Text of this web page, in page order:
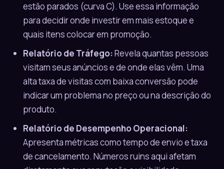
estão parados (curva C). Use essa informação
para decidir onde investir em mais estoque e
quais itens colocar em promoção.
Relatório de Tráfego:Revela quantas pessoas
visitam seus anúncios e de onde elas vêm. Uma
alta taxa de visitas com baixa conversão pode
indicar um problema no preço ou na descrição do
produto.
Relatório de Desempenho Operacional:
Apresenta métricas como tempo de envio e taxa
de cancelamento. Números ruins aqui afetam